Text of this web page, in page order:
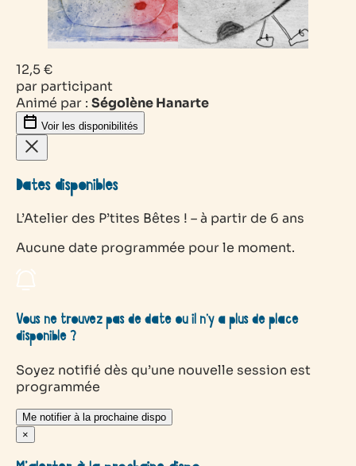
12,5 €
par participant
Animé par : Ségolène Hanarte
Voir les disponibilités
Dates disponibles
L’Atelier des P’tites Bêtes ! – à partir de 6 ans
Aucune date programmée pour le moment.
Vous ne trouvez pas de date ou il n’y a plus de place
disponible ?
Soyez notifié dès qu’une nouvelle session est
programmée
Me notifier à la prochaine dispo
×